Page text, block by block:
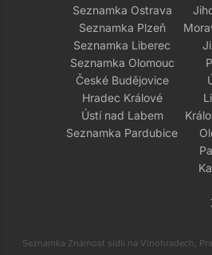
Seznamka Ostrava
Seznamka Plzeň
Seznamka Liberec
Seznamka Olomouc
České Budějovice
Hradec Králové
Ústí nad Labem
Seznamka Pardubice
Seznamka Známost sídlí na Vinohradech,